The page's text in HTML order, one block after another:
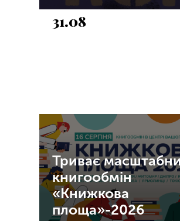
31.08
Триває
книгообмін
«Книжкова
площа»-2026